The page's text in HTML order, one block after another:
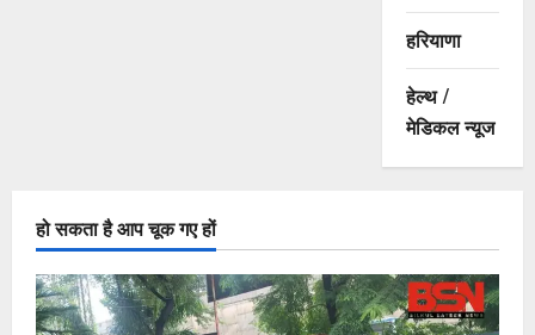
हरियाणा
हेल्थ /
मेडिकल न्यूज
हो सकता है आप चूक गए हों